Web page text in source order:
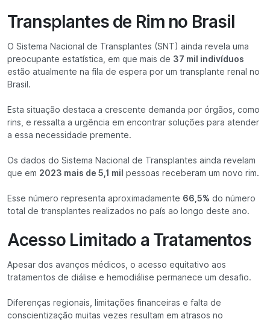
Transplantes de Rim no Brasil
O Sistema Nacional de Transplantes (SNT) ainda revela uma
preocupante estatística, em que mais de 37 mil indivíduos
estão atualmente na fila de espera por um transplante renal no
Brasil.
Esta situação destaca a crescente demanda por órgãos, como
rins, e ressalta a urgência em encontrar soluções para atender
a essa necessidade premente.
Os dados do Sistema Nacional de Transplantes ainda revelam
que em 2023 mais de 5,1 mil pessoas receberam um novo rim.
Esse número representa aproximadamente 66,5% do número
total de transplantes realizados no país ao longo deste ano.
Acesso Limitado a Tratamentos
Apesar dos avanços médicos, o acesso equitativo aos
tratamentos de diálise e hemodiálise permanece um desafio.
Diferenças regionais, limitações financeiras e falta de
conscientização muitas vezes resultam em atrasos no